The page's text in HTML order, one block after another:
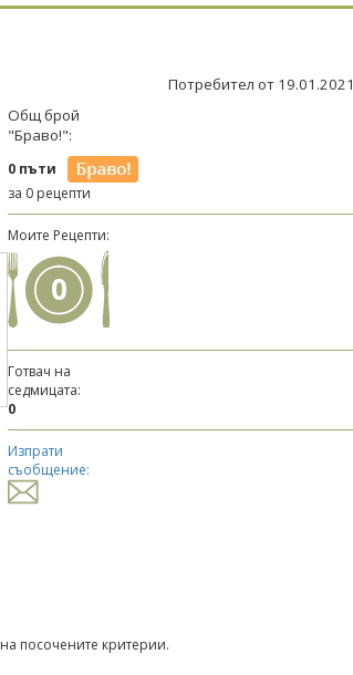
Потребител от 19.01.2021
Общ брой
"Браво!":
0 пъти
за 0 рецепти
Моите Рецепти:
0
Готвач на
седмицата:
0
Изпрати
съобщение:
посочените критерии.